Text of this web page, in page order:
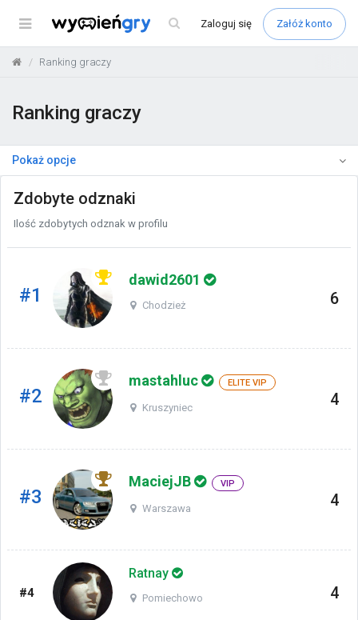
Menu Zaloguj się Załóż konto
Ranking graczy
Ranking graczy
Pokaż opcje
Zdobyte odznaki
Ilość zdobytych odznak w profilu
#1
dawid2601
Chodzież 6
#2
mastahluc ELITE VIP
Kruszyniec 4
#3
MaciejJB VIP
Warszawa 4
#4
Ratnay
Pomiechowo 4